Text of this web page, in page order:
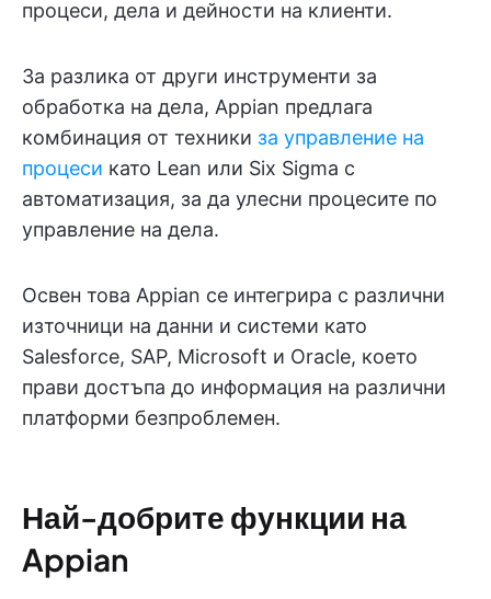
процеси, дела и дейности на клиенти.
За разлика от други инструменти за
обработка на дела, Appian предлага
комбинация от техники за управление на
процеси като Lean или Six Sigma с
автоматизация, за да улесни процесите по
управление на дела.
Освен това Appian се интегрира с различни
източници на данни и системи като
Salesforce, SAP, Microsoft и Oracle, което
прави достъпа до информация на различни
платформи безпроблемен.
Най-добрите функции на
Appian